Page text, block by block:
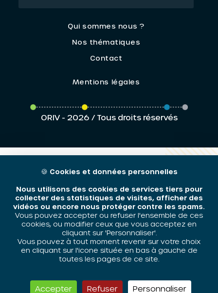
Qui sommes nous ?
Nos thématiques
Contact
Mentions légales
ORIV - 2026 / Tous droits réservés
🍪 Cookies et données personnelles
Nous utilisons des cookies de services tiers pour
collecter des statistiques de visites, afficher des
vidéos ou encore nous protéger contre les spams.
Vous pouvez accepter ou refuser l'ensemble de ces
cookies, ou modifier ceux que vous acceptez en
cliquant sur 'Personnaliser'.
Vous pouvez à tout moment revenir sur votre choix
en cliquant sur l'icone située en bas à gauche de
toutes les pages de ce site.
Accepter Refuser Personnaliser